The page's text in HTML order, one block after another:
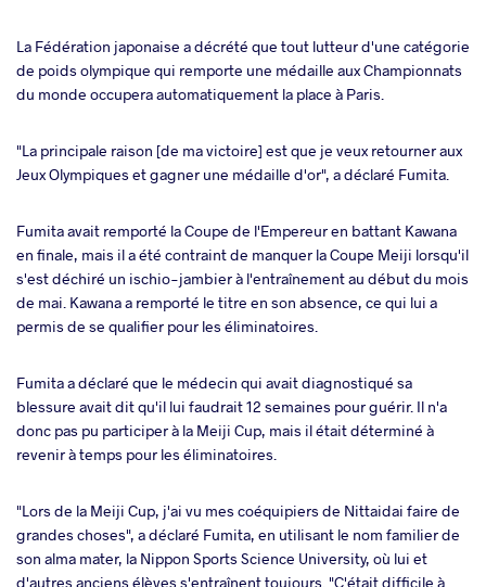
La Fédération japonaise a décrété que tout lutteur d'une catégorie
de poids olympique qui remporte une médaille aux Championnats
du monde occupera automatiquement la place à Paris.
"La principale raison [de ma victoire] est que je veux retourner aux
Jeux Olympiques et gagner une médaille d'or", a déclaré Fumita.
Fumita avait remporté la Coupe de l'Empereur en battant Kawana
en finale, mais il a été contraint de manquer la Coupe Meiji lorsqu'il
s'est déchiré un ischio-jambier à l'entraînement au début du mois
de mai. Kawana a remporté le titre en son absence, ce qui lui a
permis de se qualifier pour les éliminatoires.
Fumita a déclaré que le médecin qui avait diagnostiqué sa
blessure avait dit qu'il lui faudrait 12 semaines pour guérir. Il n'a
donc pas pu participer à la Meiji Cup, mais il était déterminé à
revenir à temps pour les éliminatoires.
"Lors de la Meiji Cup, j'ai vu mes coéquipiers de Nittaidai faire de
grandes choses", a déclaré Fumita, en utilisant le nom familier de
son alma mater, la Nippon Sports Science University, où lui et
d'autres anciens élèves s'entraînent toujours. "C'était difficile à